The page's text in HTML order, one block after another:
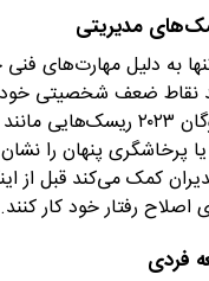
به دلیل مهارت‌های فنی
نقاط ضعف شخصیتی
کنند. آزمون هوگان ۲۰۲۳
پرخاشگری پنهان را
کمک می‌کند قبل از
اصلاح رفتار خود کار کنند.